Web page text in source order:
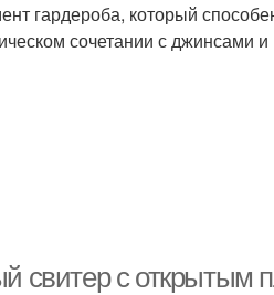
гардероба, который
сочетании с джинсами
свитер с